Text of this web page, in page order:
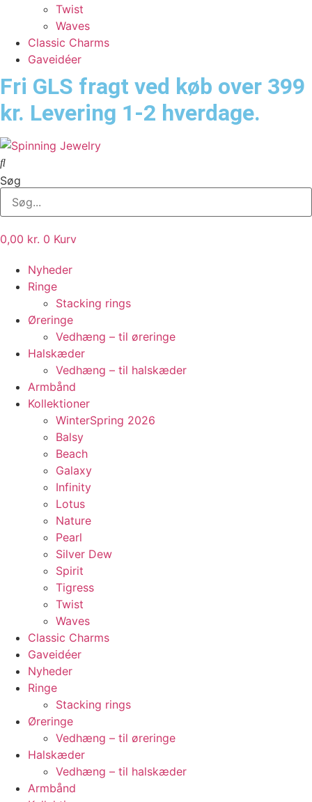
Twist
Waves
Classic Charms
Gaveidéer
Fri GLS fragt ved køb over 399
kr. Levering 1-2 hverdage.
Søg
0,00 kr. 0 Kurv
Nyheder
Ringe
Stacking rings
Øreringe
Vedhæng – til øreringe
Halskæder
Vedhæng – til halskæder
Armbånd
Kollektioner
WinterSpring 2026
Balsy
Beach
Galaxy
Infinity
Lotus
Nature
Pearl
Silver Dew
Spirit
Tigress
Twist
Waves
Classic Charms
Gaveidéer
Nyheder
Ringe
Stacking rings
Øreringe
Vedhæng – til øreringe
Halskæder
Vedhæng – til halskæder
Armbånd